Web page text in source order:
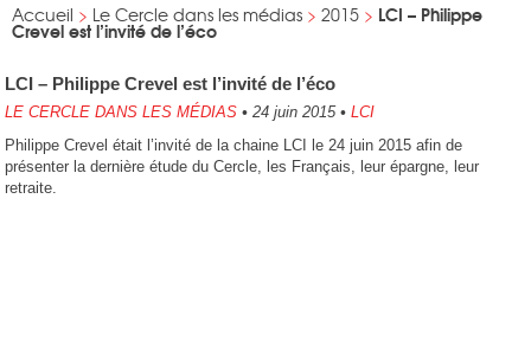
Accueil > Le Cercle dans les médias > 2015 > LCI – Philippe
Crevel est l’invité de l’éco
LCI – Philippe Crevel est l’invité de l’éco
LE CERCLE DANS LES MÉDIAS • 24 juin 2015• LCI
Philippe Crevel était l’invité de la chaine LCI le 24 juin 2015 afin de
présenter la dernière étude du Cercle, les Français, leur épargne, leur
retraite.